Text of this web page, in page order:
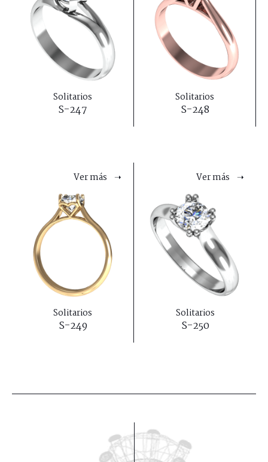
Solitarios
S-247
Solitarios
S-248
Ver más ➝
Solitarios
S-249
Ver más ➝
Solitarios
S-250